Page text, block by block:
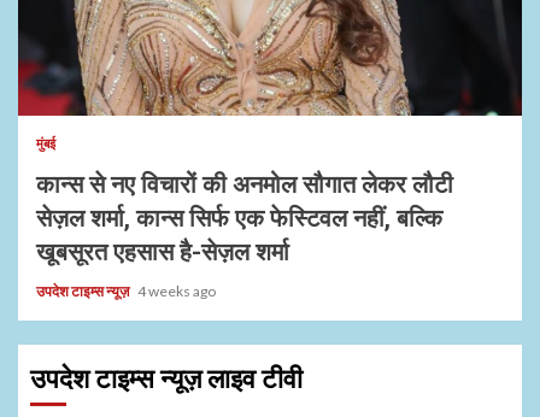
मुंबई
कान्स से नए विचारों की अनमोल सौगात लेकर लौटी
सेज़ल शर्मा, कान्स सिर्फ एक फेस्टिवल नहीं, बल्कि
खूबसूरत एहसास है-सेज़ल शर्मा
उपदेश टाइम्स न्यूज़ 4 weeks ago
उपदेश टाइम्स न्यूज़ लाइव टीवी